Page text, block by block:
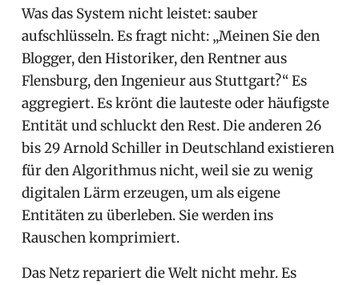
Was das System nicht leistet: sauber
aufschlüsseln. Es fragt nicht: „Meinen Sie den
Blogger, den Historiker, den Rentner aus
Flensburg, den Ingenieur aus Stuttgart?“ Es
aggregiert. Es krönt die lauteste oder häufigste
Entität und schluckt den Rest. Die anderen 26
bis 29 Arnold Schiller in Deutschland existieren
für den Algorithmus nicht, weil sie zu wenig
digitalen Lärm erzeugen, um als eigene
Entitäten zu überleben. Sie werden ins
Rauschen komprimiert.
Das Netz repariert die Welt nicht mehr. Es